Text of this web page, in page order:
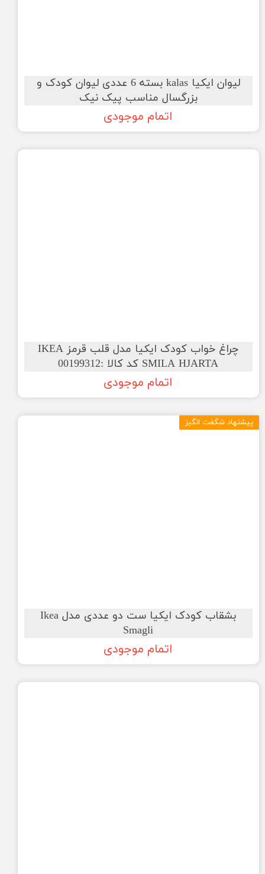
لیوان ایکیا kalas بسته 6 عددی لیوان کودک و
بزرگسال مناسب پیک نیک
اتمام موجودی
چراغ خواب کودک ایکیا مدل قلب قرمز IKEA
SMILA HJARTA کد کالا :00199312
اتمام موجودی
بشقاب کودک ایکیا ست دو عددی مدل Ikea
Smagli
اتمام موجودی
پیشنهاد شگفت انگیز